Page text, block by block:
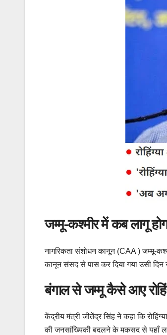
जम्मू-कश्मीर में कब लागू
नागरिकता संशोधन कानून (CAA ) जम्मू-
कानून संसद से पास कर दिया गया उसी दिन
बंगाल से जम्मू कैसे आए
केंद्रीय मंत्री जीतेंद्र सिंह ने कहा कि
की जनसांख्यिकी बदलने के मकसद से यहाँ